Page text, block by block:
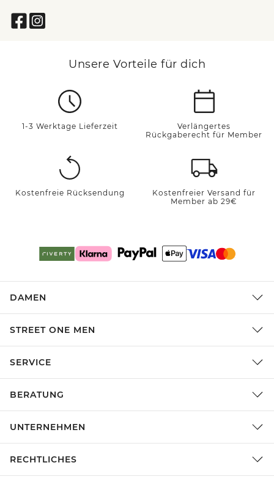
Unsere Vorteile für dich
1-3 Werktage Lieferzeit
Verlängertes
Rückgaberecht für Member
Kostenfreie Rücksendung
Kostenfreier Versand für
Member ab 29€
DAMEN
STREET ONE MEN
SERVICE
BERATUNG
UNTERNEHMEN
RECHTLICHES